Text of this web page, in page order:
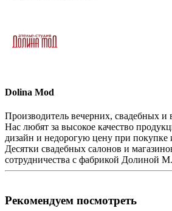
Dolina Mod
Производитель вечерних, свадебных и
Нас любят за высокое качество
дизайн и недорогую цену при покупке
Десятки свадебных салонов и
сотрудничества с фабрикой Долиной
Рекомендуем посмотреть